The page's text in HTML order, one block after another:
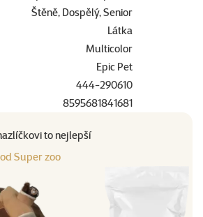
Štěně, Dospělý, Senior
Látka
Multicolor
Epic Pet
444-290610
8595681841681
to nejlepší
Super zoo